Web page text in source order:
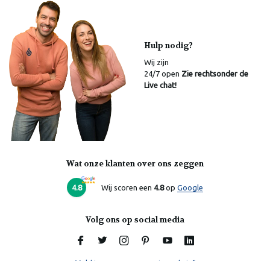
Hulp nodig?
Wij zijn
24/7 open Zie rechtsonder de
Live chat!
Wat onze klanten over ons zeggen
4.8 Wij scoren een 4.8op Google
Volg ons op social media
Online